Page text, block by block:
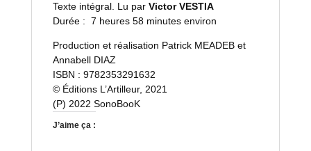
Texte intégral. Lu parVictor VESTIA
Durée : 7 heures 58 minutes environ
Production et réalisation Patrick MEADEB et
Annabell DIAZ
ISBN : 9782353291632
© Éditions L’Artilleur, 2021
(P) 2022 SonoBooK
J’aime ça :